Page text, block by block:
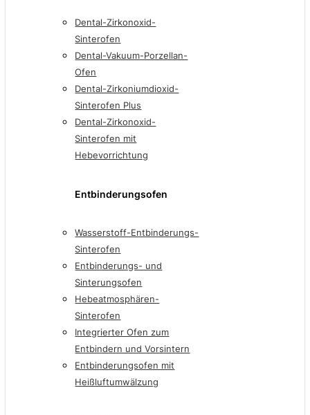
Dental-Zirkonoxid-
Sinterofen
Dental-Vakuum-Porzellan-
Ofen
Dental-Zirkoniumdioxid-
Sinterofen Plus
Dental-Zirkonoxid-
Sinterofen mit
Hebevorrichtung
Entbinderungsofen
Wasserstoff-Entbinderungs-
Sinterofen
Entbinderungs- und
Sinterungsofen
Hebeatmosphären-
Sinterofen
Integrierter Ofen zum
Entbindern und Vorsintern
Entbinderungsofen mit
Heißluftumwälzung